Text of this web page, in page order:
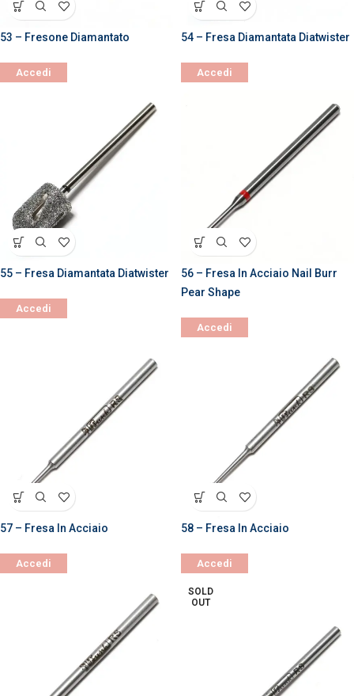
53 – Fresone Diamantato
Accedi
54 – Fresa Diamantata Diatwister
Accedi
55 – Fresa Diamantata Diatwister
Accedi
56 – Fresa In Acciaio Nail Burr
Pear Shape
Accedi
57 – Fresa In Acciaio
Accedi
58 – Fresa In Acciaio
Accedi
SOLD
OUT